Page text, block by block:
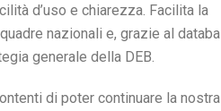
d’uso e chiarezza. Facilita la
nazionali e, grazie al
generale della DEB.
di poter continuare la nostra